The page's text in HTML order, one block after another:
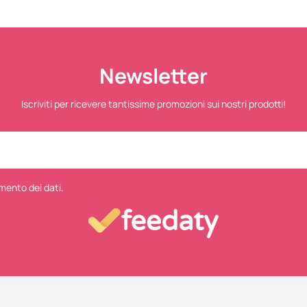
Newsletter
Iscriviti per ricevere tantissime promozioni sui nostri prodotti!
dei dati.